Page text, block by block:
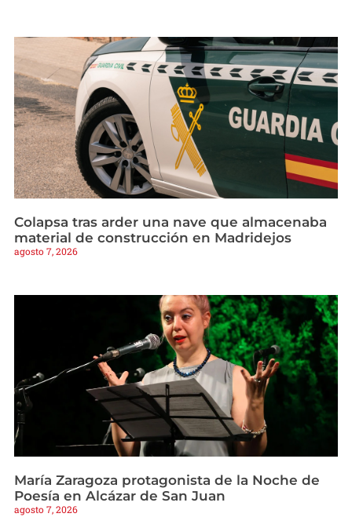
Colapsa tras arder una nave que almacenaba
material de construcción en Madridejos
agosto 7, 2026
María Zaragoza protagonista de la Noche de
Poesía en Alcázar de San Juan
agosto 7, 2026